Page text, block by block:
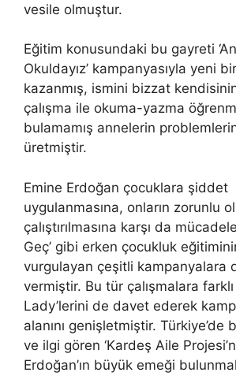
vesile olmuştur.
Eğitim konusundaki bu gayreti
Okuldayız’ kampanyasıyla yeni
kazanmış, ismini bizzat
çalışma ile okuma-yazma
bulamamış annelerin
üretmiştir.
Emine Erdoğan çocuklara şiddet
uygulanmasına, onların zorunlu
çalıştırılmasına karşı da
Geç’ gibi erken çocukluk
vurgulayan çeşitli kampanyalara
vermiştir. Bu tür çalışmalara
Lady’lerini de davet ederek
alanını genişletmiştir. Türkiye’de
ve ilgi gören ‘Kardeş Aile
Erdoğan’ın büyük emeği